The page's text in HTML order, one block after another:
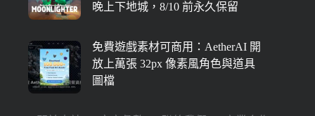
晚上下地城，8/10 前永久保留
免費遊戲素材可商用：AetherAI 開
放上萬張 32px 像素風角色與道具
圖檔